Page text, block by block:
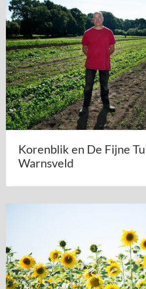
Korenblik en De Fijne
Warnsveld